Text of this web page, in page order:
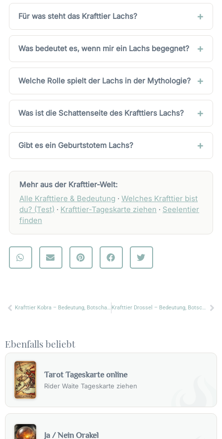
Für was steht das Krafttier Lachs?
Was bedeutet es, wenn mir ein Lachs begegnet?
Welche Rolle spielt der Lachs in der Mythologie?
Was ist die Schattenseite des Krafttiers Lachs?
Gibt es ein Geburtstotem Lachs?
Mehr aus der Krafttier-Welt:
Alle Krafttiere & Bedeutung · Welches Krafttier bist
du? (Test) · Krafttier-Tageskarte ziehen · Seelentier
finden
Zurück Krafttier Kobra – Bedeutung, Botschaft & Symbolik Krafttier Drossel – Bedeutung, Botschaft & Symbolik
Ebenfalls beliebt
Tarot Tageskarte online
Rider Waite Tageskarte ziehen
Ja / Nein Orakel